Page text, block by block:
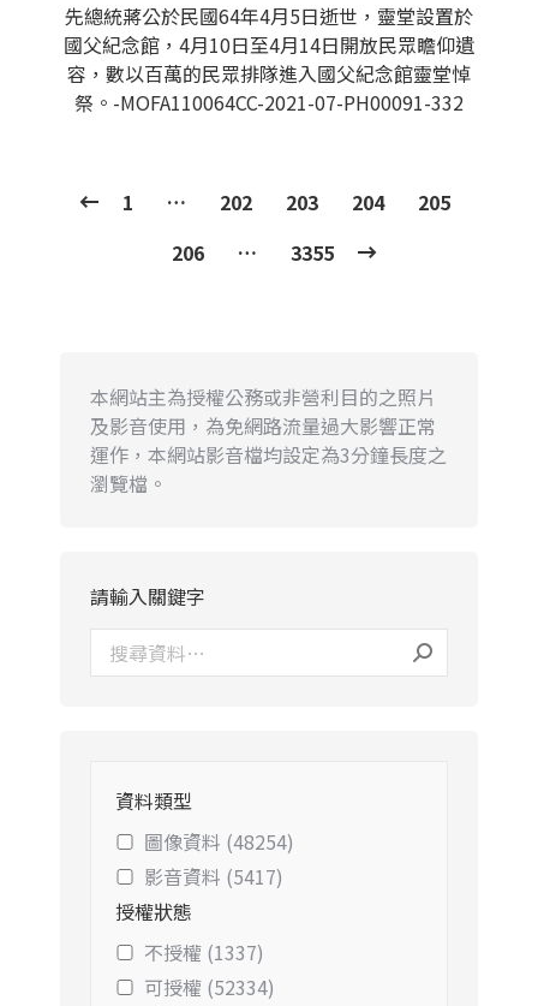
先總統蔣公於民國64年4月5日逝世，靈堂設置於
國父紀念館，4月10日至4月14日開放民眾瞻仰遺
容，數以百萬的民眾排隊進入國父紀念館靈堂悼
祭。-MOFA110064CC-2021-07-PH00091-332
1 … 202 203 204
205
206
… 3355
本網站主為授權公務或非營利目的之照片
及影音使用，為免網路流量過大影響正常
運作，本網站影音檔均設定為3分鐘長度之
瀏覽檔。
請輸入關鍵字
資料類型
圖像資料 (48254)
影音資料 (5417)
授權狀態
不授權 (1337)
可授權 (52334)